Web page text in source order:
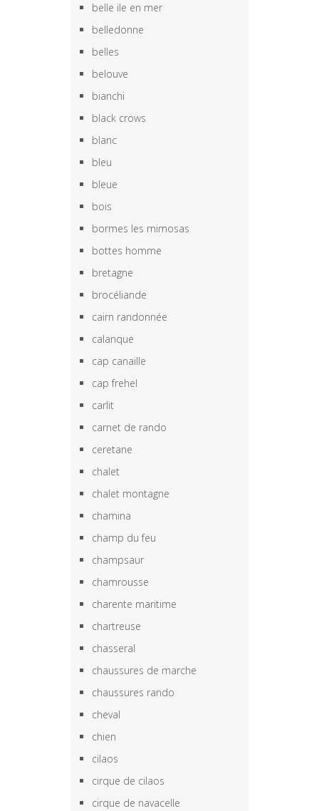
belle ile en mer
belledonne
belles
belouve
bianchi
black crows
blanc
bleu
bleue
bois
bormes les mimosas
bottes homme
bretagne
brocéliande
cairn randonnée
calanque
cap canaille
cap frehel
carlit
carnet de rando
ceretane
chalet
chalet montagne
chamina
champ du feu
champsaur
chamrousse
charente maritime
chartreuse
chasseral
chaussures de marche
chaussures rando
cheval
chien
cilaos
cirque de cilaos
cirque de navacelle